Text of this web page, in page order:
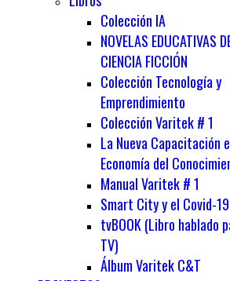
Colección IA
NOVELAS EDUCATIVAS
CIENCIA FICCIÓN
Colección Tecnología y
Emprendimiento
Colección Varitek # 1
La Nueva Capacitación
Economía del
Manual Varitek # 1
Smart City y el Covid-19
tvBOOK (Libro hablado
TV)
Álbum Varitek C&T